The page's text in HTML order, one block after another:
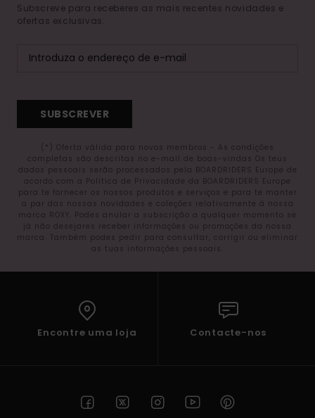
Subscreve para receberes as mais recentes novidades e
ofertas exclusivas.
SUBSCREVER
(*) Oferta válida para novos membros - As condições
completas são descritas no e-mail de boas-vindas Os teus
dados pessoais serão processados pela BOARDRIDERS Europe de
acordo com a Política de Privacidade da BOARDRIDERS Europe
para te fornecer os nossos produtos e serviços e para te manter
a par das nossas novidades e coleções relativamente à nossa
marca ROXY. Podes anular a subscrição a qualquer momento se
já não desejares receber informações ou promoções da nossa
marca. Também podes pedir para consultar, corrigir ou eliminar
as tuas informações pessoais.
Encontre uma loja Contacte-nos